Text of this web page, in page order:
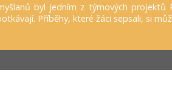
byl jedním z týmových
Příběhy, které žáci sepsali, si